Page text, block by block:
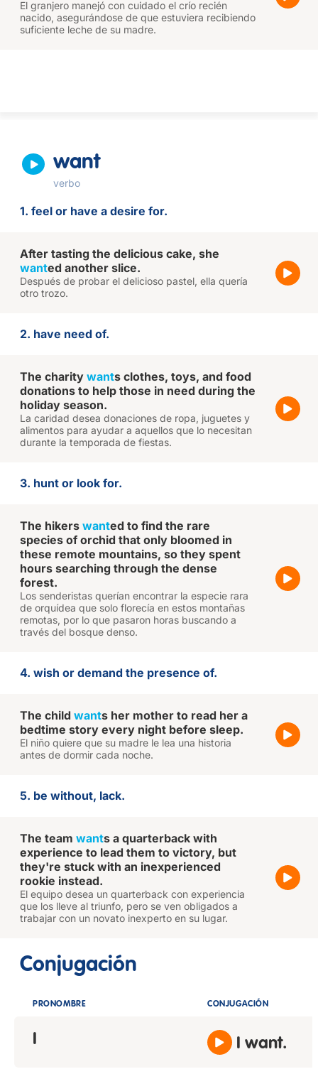
El granjero manejó con cuidado el crío recién
nacido, asegurándose de que estuviera recibiendo
suficiente leche de su madre.
want
verbo
1. feel or have a desire for.
After tasting the delicious cake, she
wanted another slice.
Después de probar el delicioso pastel, ella quería
otro trozo.
2. have need of.
The charity wants clothes, toys, and food
donations to help those in need during the
holiday season.
La caridad desea donaciones de ropa, juguetes y
alimentos para ayudar a aquellos que lo necesitan
durante la temporada de fiestas.
3. hunt or look for.
The hikers wanted to find the rare
species of orchid that only bloomed in
these remote mountains, so they spent
hours searching through the dense
forest.
Los senderistas querían encontrar la especie rara
de orquídea que solo florecía en estos montañas
remotas, por lo que pasaron horas buscando a
través del bosque denso.
4. wish or demand the presence of.
The child wants her mother to read her a
bedtime story every night before sleep.
El niño quiere que su madre le lea una historia
antes de dormir cada noche.
5. be without, lack.
The team wants a quarterback with
experience to lead them to victory, but
they're stuck with an inexperienced
rookie instead.
El equipo desea un quarterback con experiencia
que los lleve al triunfo, pero se ven obligados a
trabajar con un novato inexperto en su lugar.
Conjugación
PRONOMBRE CONJUGACIÓN
I I want.